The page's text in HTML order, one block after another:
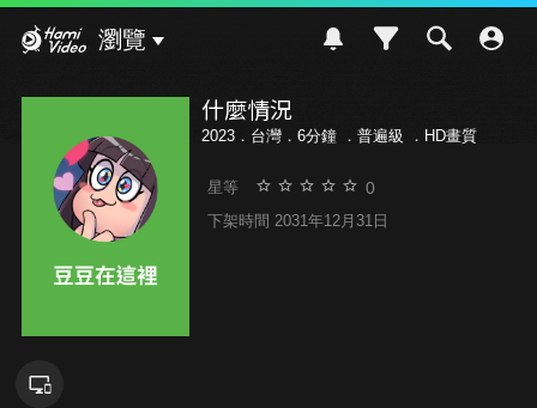
瀏覽
什麼情況
2023．台灣．6分鐘 ． 普遍級 ．HD畫質
星等 0
下架時間 2031年12月31日